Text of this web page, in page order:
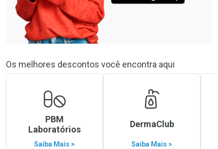
Os melhores descontos você encontra aqui
PBM
Laboratórios
Saiba Mais >
DermaClub
Saiba Mais >